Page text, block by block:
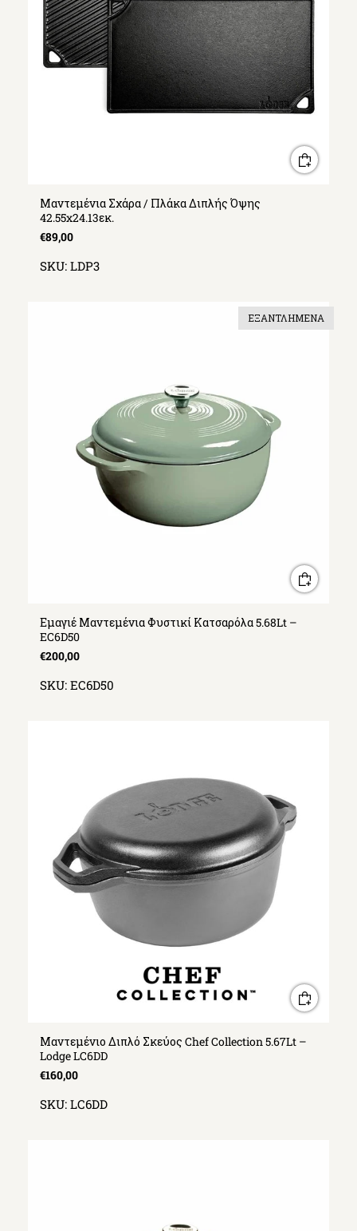
Μαντεμένια Σχάρα / Πλάκα Διπλής Όψης
42.55x24.13εκ.
€89,00
SKU: LDP3
ΕΞΑΝΤΛΗΜΈΝΑ
Εμαγιέ Μαντεμένια Φυστικί Κατσαρόλα 5.68Lt –
EC6D50
€200,00
SKU: EC6D50
Μαντεμένιο Διπλό Σκεύος Chef Collection 5.67Lt –
Lodge LC6DD
€160,00
SKU: LC6DD